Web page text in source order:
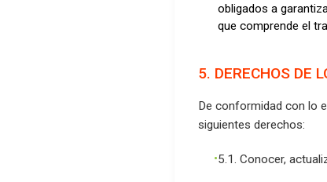
obligados a
que comprende el
5. DERECHOS DE
De conformidad con lo
siguientes derechos:
5.1. Conocer,